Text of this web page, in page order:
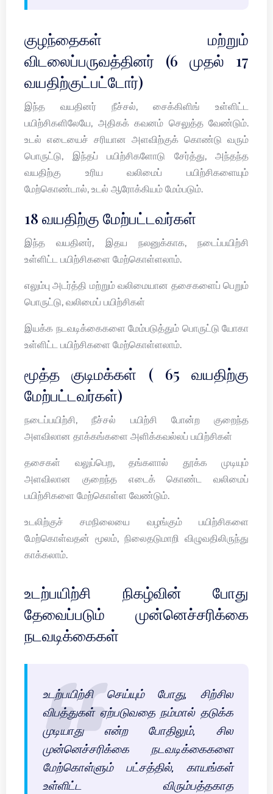
குழந்தைகள் மற்றும்
விடலைப்பருவத்தினர் (6 முதல் 17
வயதிற்குட்பட்டோர்)
இந்த வயதினர் நீச்சல், சைக்கிளிங் உள்ளிட்ட
பயிற்சிகளிலேயே, அதிகக் கவனம் செலுத்த வேண்டும்.
உடல் எடையைச் சரியான அளவிற்குக் கொண்டு வரும்
பொருட்டு, இந்தப் பயிற்சிகளோடு சேர்த்து, அந்தந்த
வயதிற்கு உரிய வலிமைப் பயிற்சிகளையும்
மேற்கொண்டால், உடல் ஆரோக்கியம் மேம்படும்.
18 வயதிற்கு மேற்பட்டவர்கள்
இந்த வயதினர், இதய நலனுக்காக, நடைப்பயிற்சி
உள்ளிட்ட பயிற்சிகளை மேற்கொள்ளலாம்.
எலும்பு அடர்த்தி மற்றும் வலிமையான தசைகளைப் பெறும்
பொருட்டு, வலிமைப் பயிற்சிகள்
இயக்க நடவடிக்கைகளை மேம்படுத்தும் பொருட்டு யோகா
உள்ளிட்ட பயிற்சிகளை மேற்கொள்ளலாம்.
மூத்த குடிமக்கள் ( 65 வயதிற்கு
மேற்பட்டவர்கள்)
நடைப்பயிற்சி, நீச்சல் பயிற்சி போன்ற குறைந்த
அளவிலான தாக்கங்களை அளிக்கவல்லப் பயிற்சிகள்
தசைகள் வலுப்பெற, தங்களால் தூக்க முடியும்
அளவிலான குறைந்த எடைக் கொண்ட வலிமைப்
பயிற்சிகளை மேற்கொள்ள வேண்டும்.
உடலிற்குச் சமநிலையை வழங்கும் பயிற்சிகளை
மேற்கொள்வதன் மூலம், நிலைதடுமாறி விழுவதிலிருந்து
காக்கலாம்.
உடற்பயிற்சி நிகழ்வின் போது
தேவைப்படும் முன்னெச்சரிக்கை
நடவடிக்கைகள்
உடற்பயிற்சி செய்யும் போது, சிற்சில
விபத்துகள் ஏற்படுவதை நம்மால் தடுக்க
முடியாது என்ற போதிலும், சில
முன்னெச்சரிக்கை நடவடிக்கைகளை
மேற்கொள்ளும் பட்சத்தில், காயங்கள்
உள்ளிட்ட விரும்பத்தகாத